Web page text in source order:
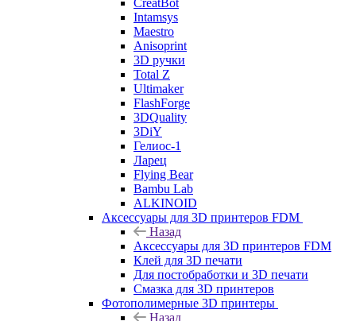
CreatBot
Intamsys
Maestro
Anisoprint
3D ручки
Total Z
Ultimaker
FlashForge
3DQuality
3DiY
Гелиос-1
Ларец
Flying Bear
Bambu Lab
ALKINOID
Аксессуары для 3D принтеров FDM
Назад
Аксессуары для 3D принтеров FDM
Клей для 3D печати
Для постобработки и 3D печати
Смазка для 3D принтеров
Фотополимерные 3D принтеры
Назад